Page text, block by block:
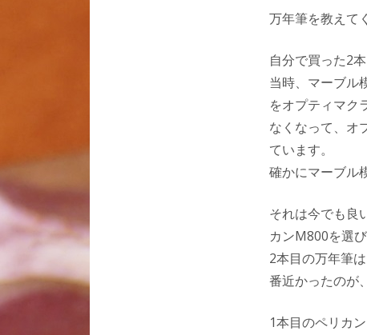
万年筆を教えて
自分で買った2
当時、マーブル
をオプティマク
なくなって、オ
ています。
確かにマーブル
それは今でも良
カンM800を選び
2本目の万年筆
番近かったのが
1本目のペリカ